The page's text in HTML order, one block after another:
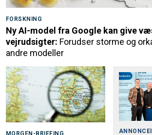
FORSKNING
Ny AI-model fra Google kan give
vejrudsigter: Forudser storme og
andre modeller
MORGEN-BRIEFING